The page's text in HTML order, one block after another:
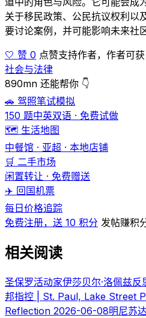
关于移民政策、公民抗议权利以
要讨论案例，并可能影响未来社
🤍 赞 0 点赞支持作者，作者可
社会与法律
890mn 还能帮你 👇
🚗 驾照笔试模拟
150 题中英双语 · 免费试做
🗺️ 生活地图
中餐馆 · 亚超 · 本地店铺
🛒 二手市场
闲置转让 · 免费赠送
✈️ 回国机票
每日价格追踪
免费注册，送 10 积分 发帖赚积
相关阅读
圣保罗活动家伊莎贝尔·洛佩兹
邦指控 | St. Paul, Lake Street
Reflection 2026-06-08明尼苏